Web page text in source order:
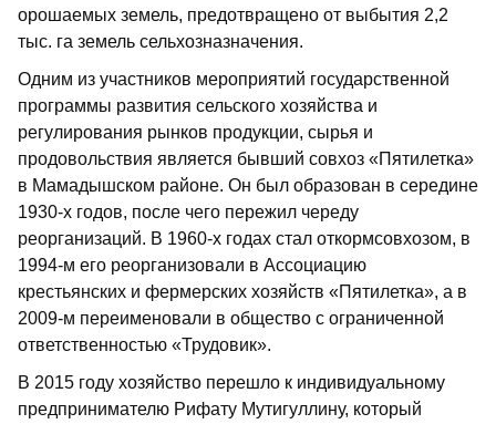
орошаемых земель, предотвращено от выбытия 2,2
тыс. га земель сельхозназначения.
Одним из участников мероприятий государственной
программы развития сельского хозяйства и
регулирования рынков продукции, сырья и
продовольствия является бывший совхоз «Пятилетка»
в Мамадышском районе. Он был образован в середине
1930-х годов, после чего пережил череду
реорганизаций. В 1960-х годах стал откормсовхозом, в
1994-м его реорганизовали в Ассоциацию
крестьянских и фермерских хозяйств «Пятилетка», а в
2009-м переименовали в общество с ограниченной
ответственностью «Трудовик».
В 2015 году хозяйство перешло к индивидуальному
предпринимателю Рифату Мутигуллину, который